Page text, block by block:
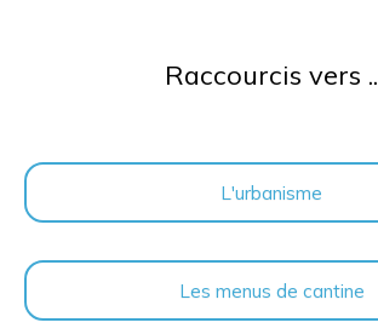
Raccourcis vers ..
L'urbanisme
Les menus de cantine